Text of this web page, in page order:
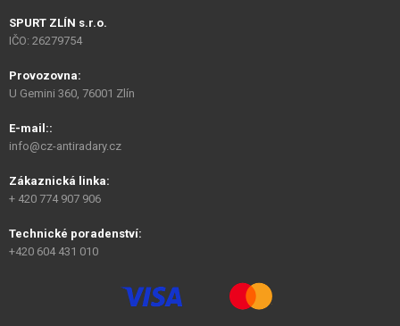
SPURT ZLÍN s.r.o.
IČO: 26279754
Provozovna:
U Gemini 360, 76001 Zlín
E-mail::
info@cz-antiradary.cz
Zákaznická linka:
+ 420 774 907 906
Technické poradenství:
+420 604 431 010